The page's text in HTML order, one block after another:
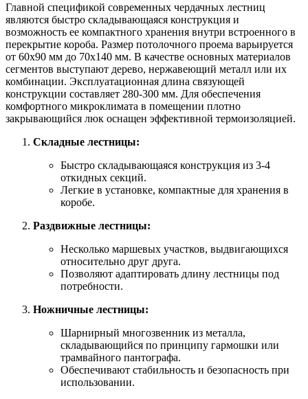
Главной спецификой современных чердачных лестниц
являются быстро складывающаяся конструкция и
возможность ее компактного хранения внутри встроенного в
перекрытие короба. Размер потолочного проема варьируется
от 60х90 мм до 70х140 мм. В качестве основных материалов
сегментов выступают дерево, нержавеющий металл или их
комбинации. Эксплуатационная длина связующей
конструкции составляет 280-300 мм. Для обеспечения
комфортного микроклимата в помещении плотно
закрывающийся люк оснащен эффективной термоизоляцией.
Складные лестницы:
Быстро складывающаяся конструкция из 3-4
откидных секций.
Легкие в установке, компактные для хранения в
коробе.
Раздвижные лестницы:
Несколько маршевых участков, выдвигающихся
относительно друг друга.
Позволяют адаптировать длину лестницы под
потребности.
Ножничные лестницы:
Шарнирный многозвенник из металла,
складывающийся по принципу гармошки или
трамвайного пантографа.
Обеспечивают стабильность и безопасность при
использовании.